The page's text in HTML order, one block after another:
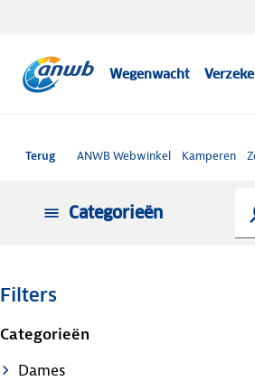
Wegenwacht
Terug ANWB Webwinkel Kamperen
Categorieën
Filters
Categorieën
Dames